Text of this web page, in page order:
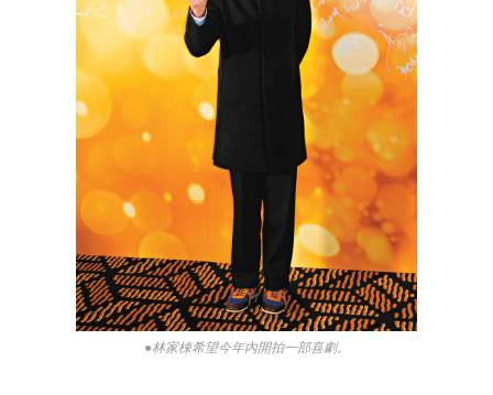
●林家棟希望今年內開拍一部喜劇。